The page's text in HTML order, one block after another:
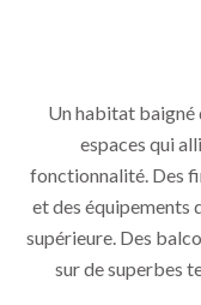
Un habitat baigné
espaces qui
fonctionnalité. Des
et des équipements
supérieure. Des
sur de superbes